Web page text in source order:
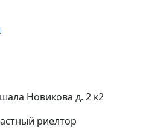
Новикова д. 2 к2
риелтор